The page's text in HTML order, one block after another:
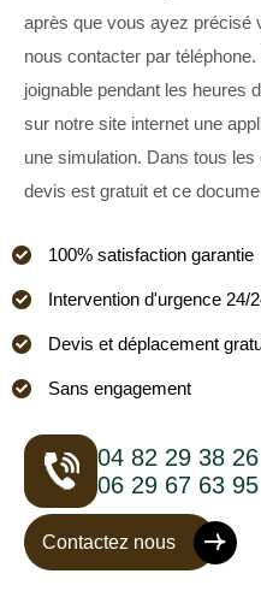
après que vous ayez précisé
nous contacter par
joignable pendant les heures
sur notre site internet une
une simulation. Dans tous
devis est gratuit et ce
100% satisfaction garantie
Intervention d'urgence 24/
Devis et déplacement
Sans engagement
04 82 29 38 26
06 29 67 63 95
Contactez nous